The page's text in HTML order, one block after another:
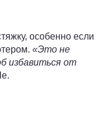
особенно если
«Это не
избавиться от